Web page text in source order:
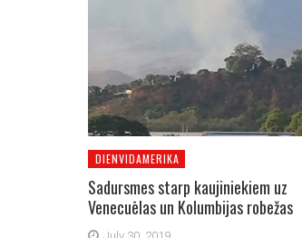
DIENVIDAMERIKA
Sadursmes starp kaujiniekiem uz
Venecuēlas un Kolumbijas robežas